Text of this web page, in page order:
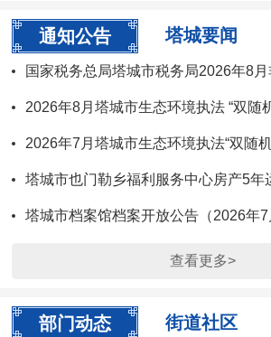
通知公告 塔城要闻
国家税务总局塔城市税务局2026年8月非
2026年8月塔城市生态环境执法 “双随机、一公开”监
2026年7月塔城市生态环境执法“双随机、一公开”监
塔城市也门勒乡福利服务中心房产5年运营租赁
塔城市档案馆档案开放公告（2026年7
查看更多>
部门动态 街道社区